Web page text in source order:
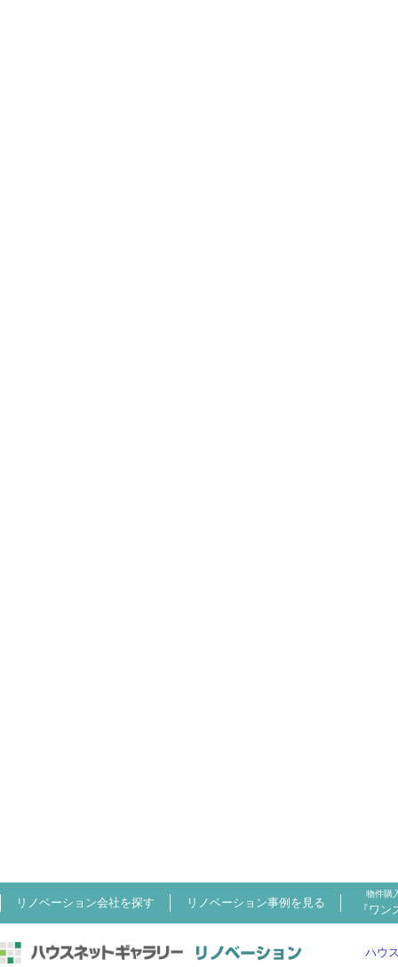
リノベーション会社を探す リノベーション事例を見る
物件購
『ワ
ハウ